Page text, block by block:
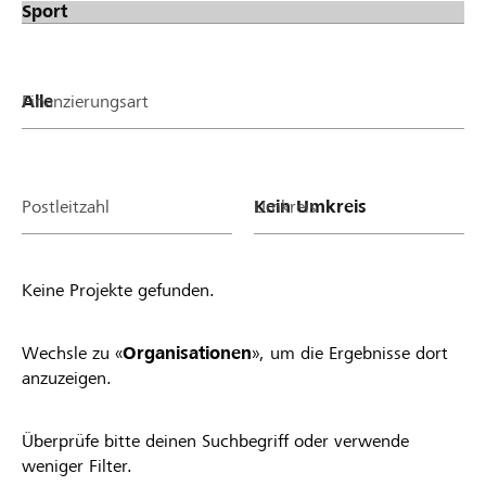
Finanzierungsart
Postleitzahl Umkreis
Keine Projekte gefunden.
Wechsle zu «Organisationen», um die Ergebnisse dort
anzuzeigen.
Überprüfe bitte deinen Suchbegriff oder verwende
weniger Filter.